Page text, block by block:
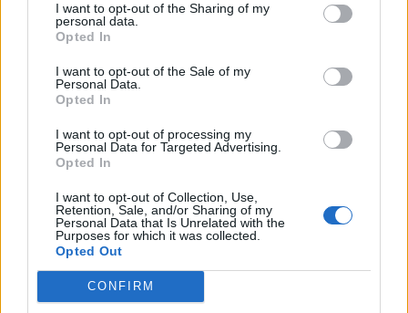
I want to opt-out of the Sharing of my
personal data.
Opted In
I want to opt-out of the Sale of my
Personal Data.
Opted In
I want to opt-out of processing my
Personal Data for Targeted Advertising.
Opted In
I want to opt-out of Collection, Use,
Retention, Sale, and/or Sharing of my
Personal Data that Is Unrelated with the
Purposes for which it was collected.
Opted Out
CONFIRM
függeszteni az érkező járatokat a szicíliai Catania
nemzetközi repülőterén.
Hidegzuhany az utazóknak: váratlanul teljesen